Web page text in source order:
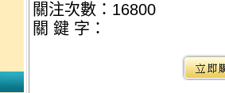
關注次數： 16800
關 鍵 字：